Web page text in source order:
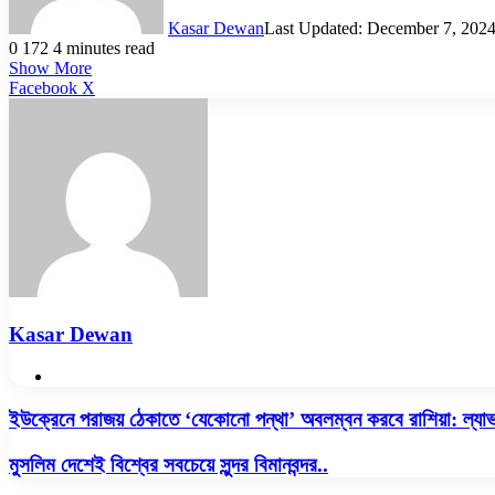
Kasar DewanLast Updated: December 7, 2024
0 172 4 minutes read
Show More
Facebook X
Kasar Dewan
ইউক্রেনে
ঠেকাতে
‘যেকোনো
ইউক্রেনে পরাজয় ঠেকাতে ‘যেকোনো পন্থা’ অবলম্বন করবে রাশিয়া:
মুসলিম
দেশেই
মুসলিম দেশেই বিশ্বের সবচেয়ে সুন্দর বিমানবন্দর..